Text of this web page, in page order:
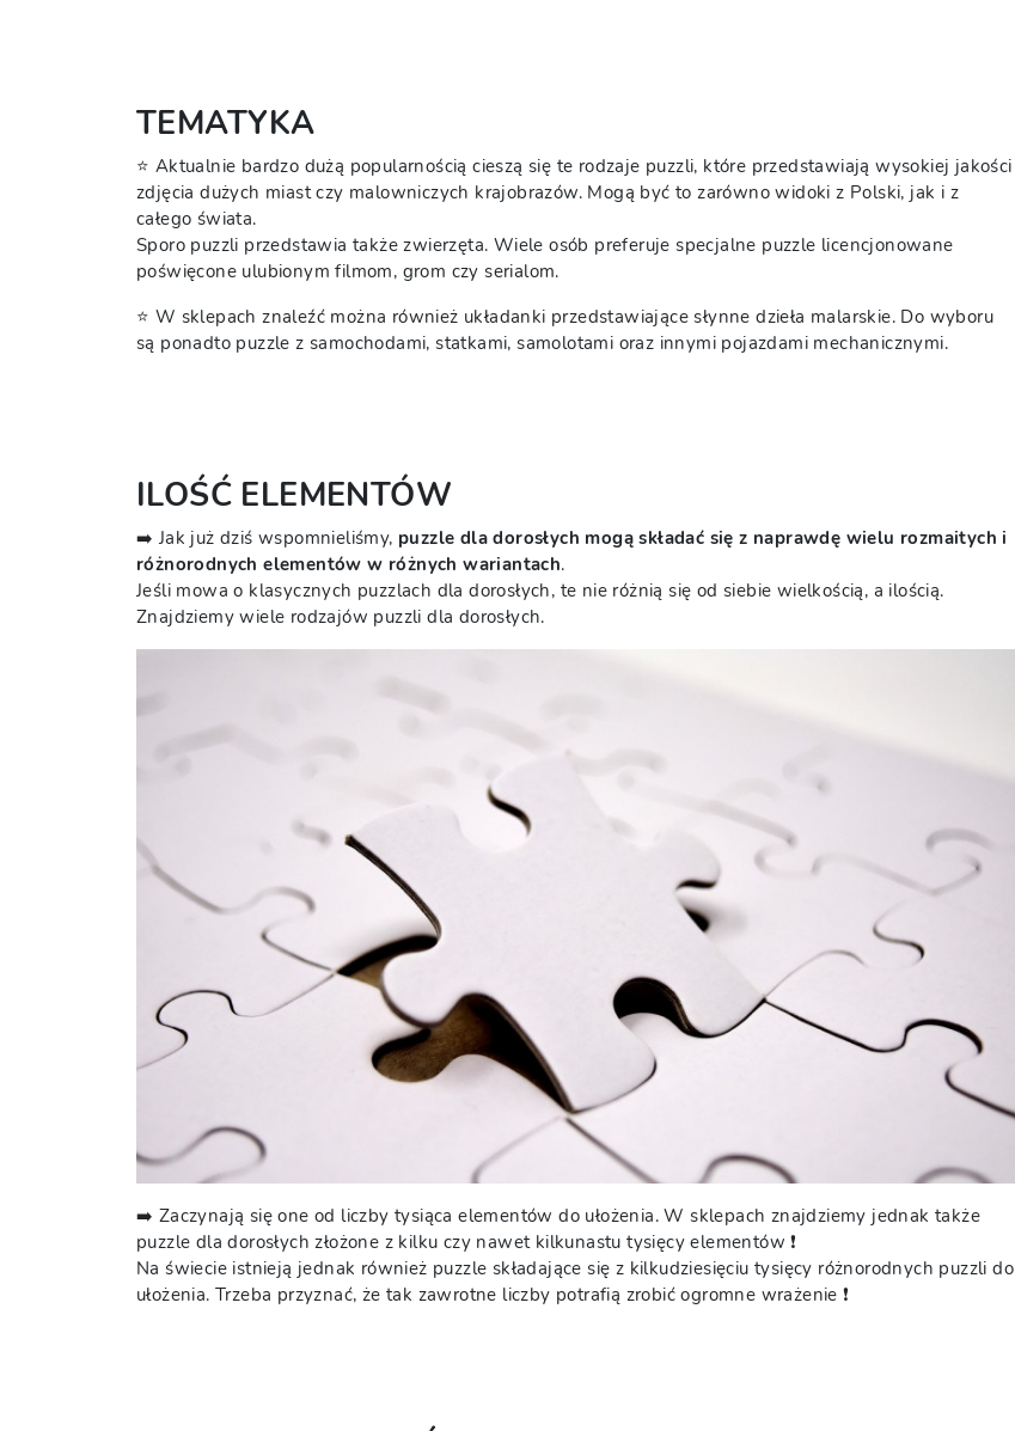
TEMATYKA
⭐ Aktualnie bardzo dużą popularnością cieszą się te rodzaje puzzli, które przedstawiają wysokiej jakości
zdjęcia dużych miast czy malowniczych krajobrazów. Mogą być to zarówno widoki z Polski, jak i z
całego świata.
Sporo puzzli przedstawia także zwierzęta. Wiele osób preferuje specjalne puzzle licencjonowane
poświęcone ulubionym filmom, grom czy serialom.
⭐ W sklepach znaleźć można również układanki przedstawiające słynne dzieła malarskie. Do wyboru
są ponadto puzzle z samochodami, statkami, samolotami oraz innymi pojazdami mechanicznymi.
ILOŚĆ ELEMENTÓW
➡️ Jak już dziś wspomnieliśmy, puzzle dla dorosłych mogą składać się z naprawdę wielu rozmaitych i
różnorodnych elementów w różnych wariantach.
Jeśli mowa o klasycznych puzzlach dla dorosłych, te nie różnią się od siebie wielkością, a ilością.
Znajdziemy wiele rodzajów puzzli dla dorosłych.
➡️ Zaczynają się one od liczby tysiąca elementów do ułożenia. W sklepach znajdziemy jednak także
puzzle dla dorosłych złożone z kilku czy nawet kilkunastu tysięcy elementów ❗️
Na świecie istnieją jednak również puzzle składające się z kilkudziesięciu tysięcy różnorodnych puzzli do
ułożenia. Trzeba przyznać, że tak zawrotne liczby potrafią zrobić ogromne wrażenie ❗️